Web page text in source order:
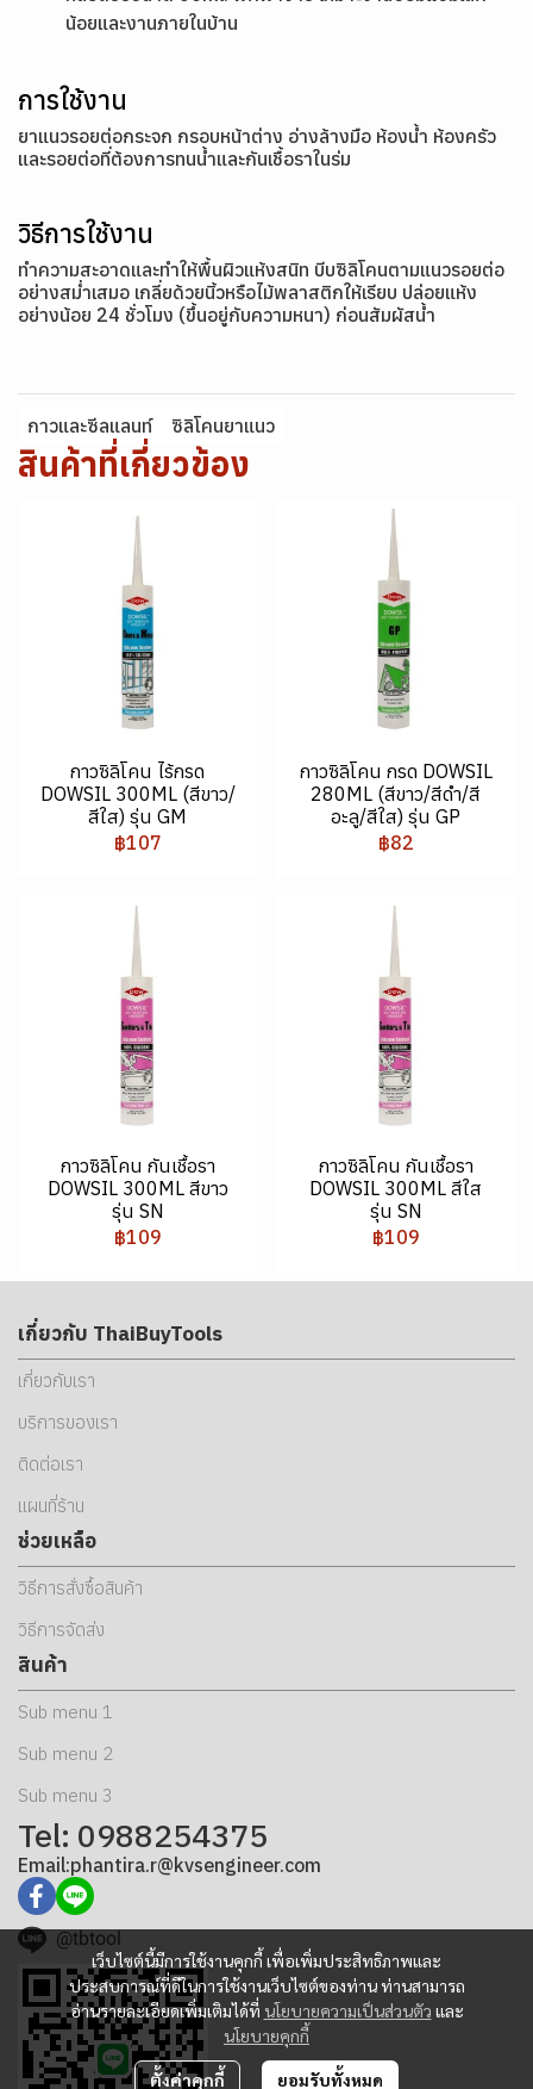
น้อยและงานภายในบ้าน
การใช้งาน
ยาแนวรอยต่อกระจก กรอบหน้าต่าง อ่างล้างมือ ห้องน้ำ ห้องครัว
และรอยต่อที่ต้องการทนน้ำและกันเชื้อราในร่ม
วิธีการใช้งาน
ทำความสะอาดและทำให้พื้นผิวแห้งสนิท บีบซิลิโคนตามแนวรอยต่อ
อย่างสม่ำเสมอ เกลี่ยด้วยนิ้วหรือไม้พลาสติกให้เรียบ ปล่อยแห้ง
อย่างน้อย 24 ชั่วโมง (ขึ้นอยู่กับความหนา) ก่อนสัมผัสน้ำ
กาวและซีลแลนท์ ซิลิโคนยาแนว
สินค้าที่เกี่ยวข้อง
กาวซิลิโคน ไร้กรด
DOWSIL 300ML (สีขาว/
สีใส) รุ่น GM
฿107
กาวซิลิโคน กรด DOWSIL
280ML (สีขาว/สีดำ/สี
อะลู/สีใส) รุ่น GP
฿82
กาวซิลิโคน กันเชื้อรา
DOWSIL 300ML สีขาว
รุ่น SN
฿109
กาวซิลิโคน กันเชื้อรา
DOWSIL 300ML สีใส
รุ่น SN
฿109
เว็บไซต์นี้มีการใช้งานคุกกี้ เพื่อเพิ่มประสิทธิภาพและ
ประสบการณ์ที่ดีในการใช้งานเว็บไซต์ของท่าน ท่านสามารถ
อ่านรายละเอียดเพิ่มเติมได้ที่ นโยบายความเป็นส่วนตัว และ
นโยบายคุกกี้
ตั้งค่าคุกกี้ ยอมรับทั้งหมด
เกี่ยวกับ ThaiBuyTools
เกี่ยวกับเรา
บริการของเรา
ติดต่อเรา
แผนที่ร้าน
ช่วยเหลือ
วิธีการสั่งซื้อสินค้า
วิธีการจัดส่ง
สินค้า
Sub menu 1
Sub menu 2
Sub menu 3
Tel: 0988254375
Email:phantira.r@kvsengineer.com
@tbtool